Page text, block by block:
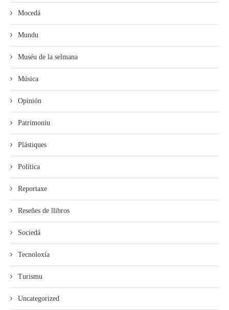
Mocedá
Mundu
Muséu de la selmana
Música
Opinión
Patrimoniu
Plástiques
Política
Reportaxe
Reseñes de llibros
Sociedá
Tecnoloxía
Turismu
Uncategorized